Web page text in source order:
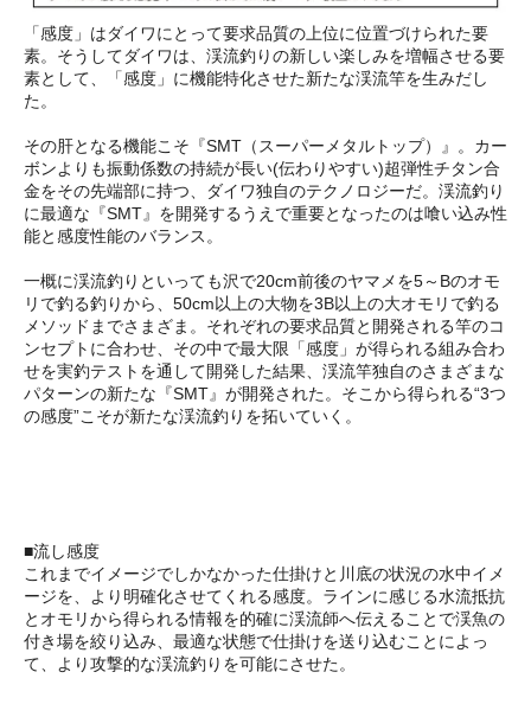
「感度」はダイワにとって要求品質の上位に位置づけられた要
素。そうしてダイワは、渓流釣りの新しい楽しみを増幅させる要
素として、「感度」に機能特化させた新たな渓流竿を生みだし
た。
その肝となる機能こそ『SMT（スーパーメタルトップ）』。カー
ボンよりも振動係数の持続が長い(伝わりやすい)超弾性チタン合
金をその先端部に持つ、ダイワ独自のテクノロジーだ。渓流釣り
に最適な『SMT』を開発するうえで重要となったのは喰い込み性
能と感度性能のバランス。
一概に渓流釣りといっても沢で20cm前後のヤマメを5～Bのオモ
リで釣る釣りから、50cm以上の大物を3B以上の大オモリで釣る
メソッドまでさまざま。それぞれの要求品質と開発される竿のコ
ンセプトに合わせ、その中で最大限「感度」が得られる組み合わ
せを実釣テストを通して開発した結果、渓流竿独自のさまざまな
パターンの新たな『SMT』が開発された。そこから得られる“3つ
の感度”こそが新たな渓流釣りを拓いていく。
■流し感度
これまでイメージでしかなかった仕掛けと川底の状況の水中イメ
ージを、より明確化させてくれる感度。ラインに感じる水流抵抗
とオモリから得られる情報を的確に渓流師へ伝えることで渓魚の
付き場を絞り込み、最適な状態で仕掛けを送り込むことによっ
て、より攻撃的な渓流釣りを可能にさせた。